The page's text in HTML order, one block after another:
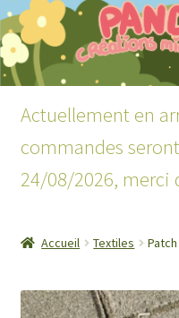
Aller
la
Aller
au
contenu
Accueil
Lecture
Actuellement en
commandes
24/08/2026, merci
Accueil Textiles